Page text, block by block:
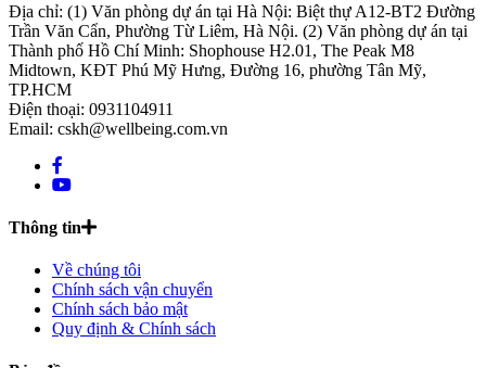
Địa chỉ: (1) Văn phòng dự án tại Hà Nội: Biệt thự A12-BT2 Đường
Trần Văn Cẩn, Phường Từ Liêm, Hà Nội. (2) Văn phòng dự án tại
Thành phố Hồ Chí Minh: Shophouse H2.01, The Peak M8
Midtown, KĐT Phú Mỹ Hưng, Đường 16, phường Tân Mỹ,
TP.HCM
Điện thoại: 0931104911
Email: cskh@wellbeing.com.vn
Thông tin
Về chúng tôi
Chính sách vận chuyển
Chính sách bảo mật
Quy định & Chính sách